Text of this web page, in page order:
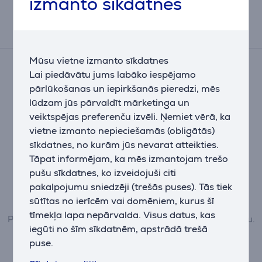
Mūsu vietne izmanto sīkdatnes
Lai piedāvātu jums labāko iespējamo
pārlūkošanas un iepirkšanās pieredzi, mēs
lūdzam jūs pārvaldīt mārketinga un
veiktspējas preferenču izvēli. Ņemiet vērā, ka
vietne izmanto nepieciešamās (obligātās)
sīkdatnes, no kurām jūs nevarat atteikties.
Tāpat informējam, ka mēs izmantojam trešo
pušu sīkdatnes, ko izveidojuši citi
pakalpojumu sniedzēji (trešās puses). Tās tiek
sūtītas no ierīcēm vai domēniem, kurus šī
tīmekļa lapa nepārvalda. Visus datus, kas
iegūti no šīm sīkdatnēm, apstrādā trešā
puse.
balstoties uz aptuvenu aprēķinu.
Preci var novērtēt tikai tie lietotāji, kuri ir veikuši pirkumu.
Pašlaik nav nevienas atsauksmes.
Pēc pirkuma veikšanas Jums būs iespēja dot savu
ieguldījumu un pirmajam/pirmajai iesniegt savu
atsauksmi par preci.